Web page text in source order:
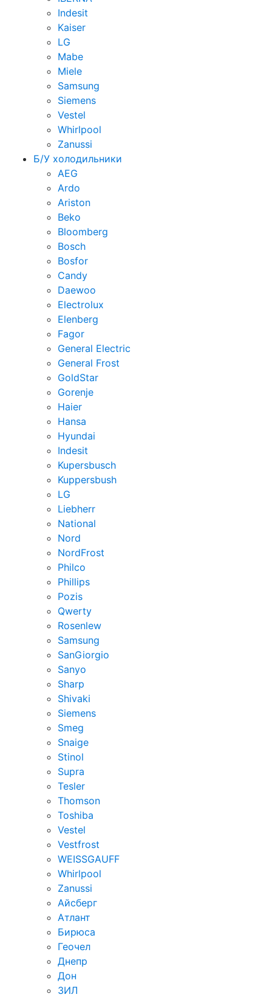
Indesit
Kaiser
LG
Mabe
Miele
Samsung
Siemens
Vestel
Whirlpool
Zanussi
Б/У холодильники
AEG
Ardo
Ariston
Beko
Bloomberg
Bosch
Bosfor
Candy
Daewoo
Electrolux
Elenberg
Fagor
General Electric
General Frost
GoldStar
Gorenje
Haier
Hansa
Hyundai
Indesit
Kupersbusch
Kuppersbush
LG
Liebherr
National
Nord
NordFrost
Philco
Phillips
Pozis
Qwerty
Rosenlew
Samsung
SanGiorgio
Sanyo
Sharp
Shivaki
Siemens
Smeg
Snaige
Stinol
Supra
Tesler
Thomson
Toshiba
Vestel
Vestfrost
WEISSGAUFF
Whirlpool
Zanussi
Айсберг
Атлант
Бирюса
Геочел
Днепр
Дон
ЗИЛ